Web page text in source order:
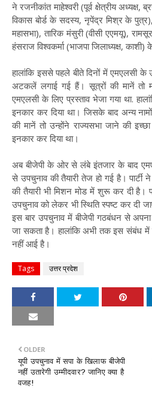
ने रजनीकांत माहेश्वरी (पूर्व क्षेत्रीय अध्यक्ष,
विकास बोर्ड के सदस्य, नृपेंद्र मिश्र के
महासभा), तारिक मंसुरी (वीसी एएमयू),
हंसराज विश्वकर्मा (भाजपा जिलाध्यक्ष,
हालांकि इससे पहले बीते दिनों में एमएलसी के
अटकलें लगाई गई हैं। सूत्रों की मानें तो
एमएलसी के लिए प्रस्ताव भेजा गया था.
इनकार कर दिया था। जिसके बाद अन्य
की मानें तो उन्होंने राज्यसभा जाने की
इनकार कर दिया था।
अब बीजेपी के ओर से लंबे इंतजार के बाद
से उपचुनाव की तैयारी तेज हो गई है। पार्टी
की तैयारी भी मिशन मोड में शुरू कर दी
उपचुनाव को लेकर भी स्थिति स्पष्ट कर दी
इस बार उपचुनाव में बीजेपी गठबंधन से अपना
जा सकता है। हालांकि अभी तक इस संबंध में
नहीं आई है।
Tags उत्तर प्रदेश
OLDER
यूपी उपचुनाव में सपा के खिलाफ बीजेपी
नहीं उतारेगी उम्मीदवार? जानिए क्या है
वजह!